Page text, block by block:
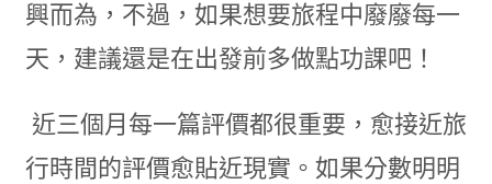
興而為，不過，如果想要旅程中廢廢每一
天，建議還是在出發前多做點功課吧！
近三個月每一篇評價都很重要，愈接近旅
行時間的評價愈貼近現實。如果分數明明